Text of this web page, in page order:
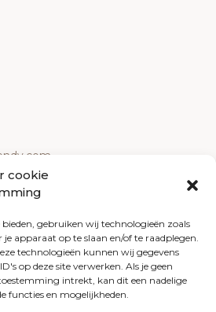
cookie
gebruiken wij technologieën zoals
apparaat op te slaan en/of te raadplegen.
technologieën kunnen wij gegevens
op deze site verwerken. Als je geen
intrekt, kan dit een nadelige
functies en mogelijkheden.